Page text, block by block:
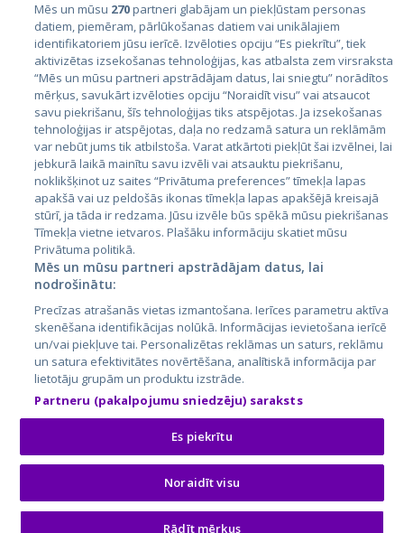
Valstis
Igaunija
Latvija
Lietuva
City24.lv
City24.ee
GetaPro.lv
GetaPro.ee
Skelbiu.lt
Autoplius.lt
Aruodas.lt
Kainos.lt
Paslaugos.lt
auto24.ee
KV.ee
Osta.ee
KuldneBörs.ee
Mēs un mūsu 270partneri glabājam un piekļūstam personas
datiem, piemēram, pārlūkošanas datiem vai unikālajiem
identifikatoriem jūsu ierīcē. Izvēloties opciju “Es piekrītu”, tiek
aktivizētas izsekošanas tehnoloģijas, kas atbalsta zem virsraksta
“Mēs un mūsu partneri apstrādājam datus, lai sniegtu” norādītos
mērķus, savukārt izvēloties opciju “Noraidīt visu” vai atsaucot
savu piekrišanu, šīs tehnoloģijas tiks atspējotas. Ja izsekošanas
tehnoloģijas ir atspējotas, daļa no redzamā satura un reklāmām
var nebūt jums tik atbilstoša. Varat atkārtoti piekļūt šai izvēlnei, lai
jebkurā laikā mainītu savu izvēli vai atsauktu piekrišanu,
noklikšķinot uz saites “Privātuma preferences” tīmekļa lapas
apakšā vai uz peldošās ikonas tīmekļa lapas apakšējā kreisajā
stūrī, ja tāda ir redzama. Jūsu izvēle būs spēkā mūsu piekrišanas
Tīmekļa vietne ietvaros. Plašāku informāciju skatiet mūsu
Privātuma politikā.
Mēs un mūsu partneri apstrādājam datus, lai
nodrošinātu:
Precīzas atrašanās vietas izmantošana. Ierīces parametru aktīva
skenēšana identifikācijas nolūkā. Informācijas ievietošana ierīcē
un/vai piekļuve tai. Personalizētas reklāmas un saturs, reklāmu
un satura efektivitātes novērtēšana, analītiskā informācija par
lietotāju grupām un produktu izstrāde.
Partneru (pakalpojumu sniedzēju) saraksts
Es piekrītu
Noraidīt visu
Rādīt mērķus